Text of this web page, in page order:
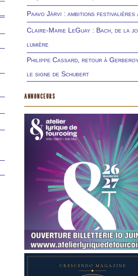
Paavo Järvi : ambitions festivalières
Claire-Marie LeGuay : Bach, de la
lumière
Philippe Cassard, retour à
le signe de Schubert
ANNONCEURS